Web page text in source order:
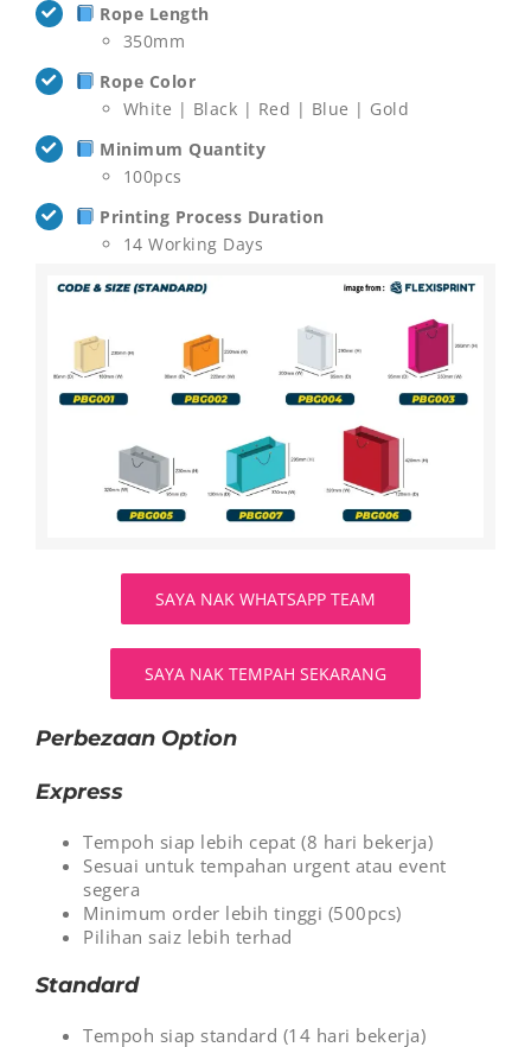
Rope Length
350mm
Rope Color
White | Black | Red | Blue | Gold
Minimum Quantity
100pcs
Printing Process Duration
14 Working Days
SAYA NAK WHATSAPP TEAM
SAYA NAK TEMPAH SEKARANG
Perbezaan Option
Express
Tempoh siap lebih cepat (8 hari bekerja)
Sesuai untuk tempahan urgent atau event
segera
Minimum order lebih tinggi (500pcs)
Pilihan saiz lebih terhad
Standard
Tempoh siap standard (14 hari bekerja)